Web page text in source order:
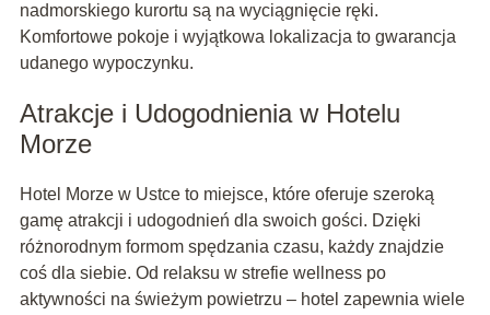
nadmorskiego kurortu są na wyciągnięcie ręki.
Komfortowe pokoje i wyjątkowa lokalizacja to gwarancja
udanego wypoczynku.
Atrakcje i Udogodnienia w Hotelu
Morze
Hotel Morze w Ustce to miejsce, które oferuje szeroką
gamę atrakcji i udogodnień dla swoich gości. Dzięki
różnorodnym formom spędzania czasu, każdy znajdzie
coś dla siebie. Od relaksu w strefie wellness po
aktywności na świeżym powietrzu – hotel zapewnia wiele